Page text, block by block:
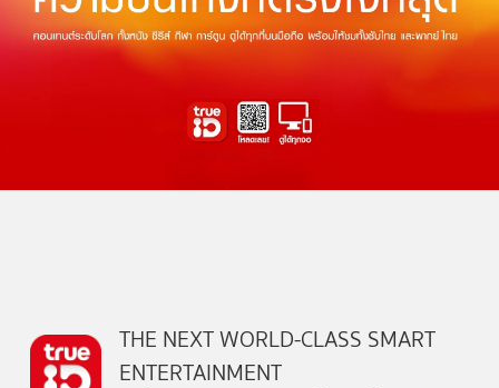
THE NEXT WORLD-CLASS SMART
ENTERTAINMENT